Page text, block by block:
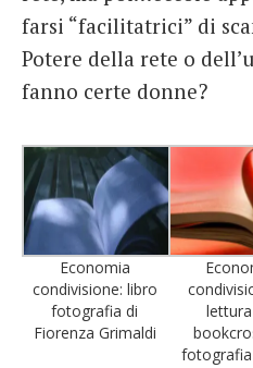
farsi “facilitatrici” di
Potere della rete o
fanno certe donne?
Economia
condivisione: libro
fotografia di
Fiorenza Grimaldi
fotografia